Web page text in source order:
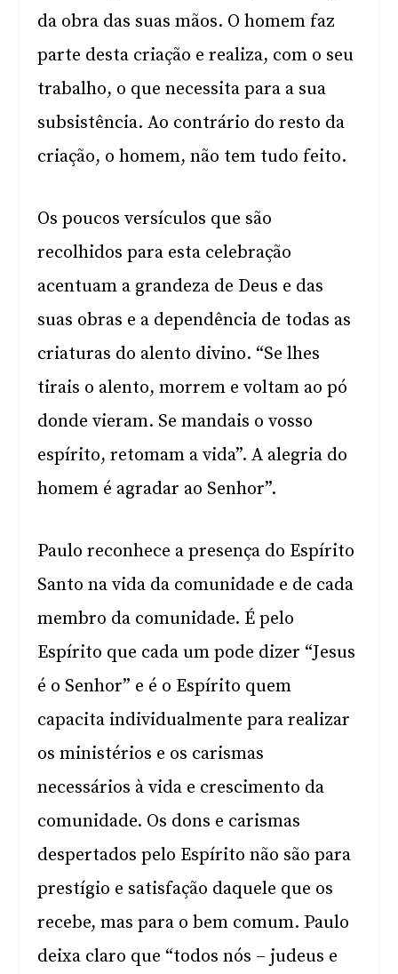
da obra das suas mãos. O homem faz
parte desta criação e realiza, com o seu
trabalho, o que necessita para a sua
subsistência. Ao contrário do resto da
criação, o homem, não tem tudo feito.
Os poucos versículos que são
recolhidos para esta celebração
acentuam a grandeza de Deus e das
suas obras e a dependência de todas as
criaturas do alento divino. “Se lhes
tirais o alento, morrem e voltam ao pó
donde vieram. Se mandais o vosso
espírito, retomam a vida”. A alegria do
homem é agradar ao Senhor”.
Paulo reconhece a presença do Espírito
Santo na vida da comunidade e de cada
membro da comunidade. É pelo
Espírito que cada um pode dizer “Jesus
é o Senhor” e é o Espírito quem
capacita individualmente para realizar
os ministérios e os carismas
necessários à vida e crescimento da
comunidade. Os dons e carismas
despertados pelo Espírito não são para
prestígio e satisfação daquele que os
recebe, mas para o bem comum. Paulo
deixa claro que “todos nós – judeus e